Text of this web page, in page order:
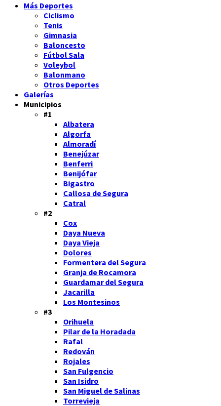
Más Deportes
Ciclismo
Tenis
Gimnasia
Baloncesto
Fútbol Sala
Voleybol
Balonmano
Otros Deportes
Galerías
Municipios
#1
Albatera
Algorfa
Almoradí
Benejúzar
Benferri
Benijófar
Bigastro
Callosa de Segura
Catral
#2
Cox
Daya Nueva
Daya Vieja
Dolores
Formentera del Segura
Granja de Rocamora
Guardamar del Segura
Jacarilla
Los Montesinos
#3
Orihuela
Pilar de la Horadada
Rafal
Redován
Rojales
San Fulgencio
San Isidro
San Miguel de Salinas
Torrevieja